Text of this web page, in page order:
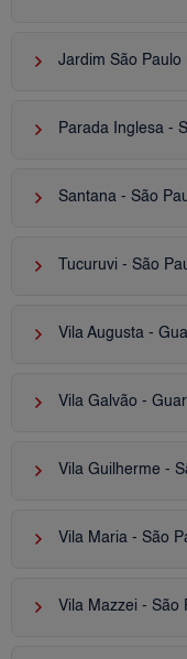
keyboard_arrow_right Jardim São Paulo
keyboard_arrow_right Parada Inglesa -
keyboard_arrow_right Santana - São
keyboard_arrow_right Tucuruvi - São
keyboard_arrow_right Vila Augusta -
keyboard_arrow_right Vila Galvão -
keyboard_arrow_right Vila Guilherme -
keyboard_arrow_right Vila Maria - São
keyboard_arrow_right Vila Mazzei - São